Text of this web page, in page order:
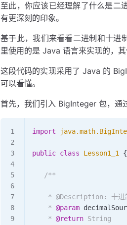
至此，你应该已经理解了什么是二
有更深刻的印象。
基于此，我们来看看二进制和十进
里使用的是 Java 语言来实现的，
这段代码的实现采用了 Java 的
可以看懂。
首先，我们引入 BigInteger 包，通
import
public class Lesson1_1 {
   /**
* @Description: 十进
    *
@param
    *
@return String